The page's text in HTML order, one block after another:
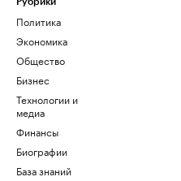
Политика
Экономика
Общество
Бизнес
Технологии и
медиа
Финансы
Биографии
База знаний